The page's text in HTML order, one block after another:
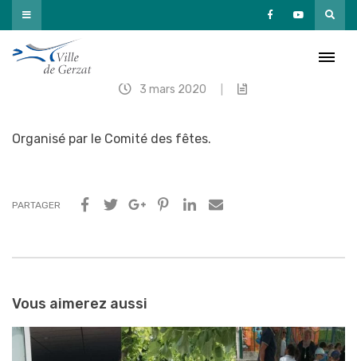
Passer
au
contenu
Fête du printemps
3 mars 2020
Organisé par le Comité des fêtes.
PARTAGER
Navigation
entre
les
articles
Vous aimerez aussi